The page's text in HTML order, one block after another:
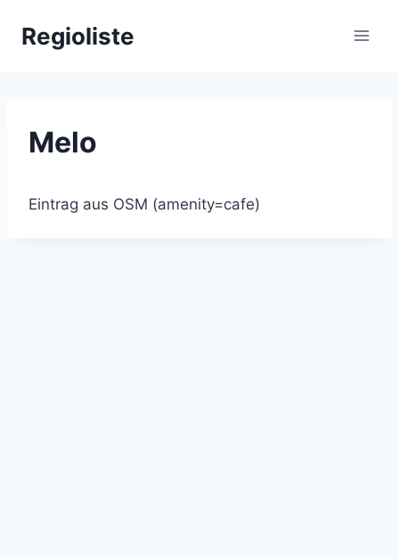
InhaltRegioliste
Melo
Eintrag aus OSM (amenity=cafe)